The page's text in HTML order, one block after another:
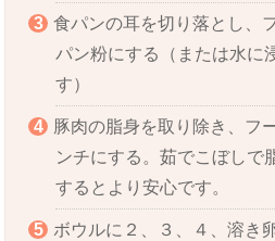
食パンの耳を切り落とし、
パン粉にする（または水に
す）
豚肉の脂身を取り除き、フ
ンチにする。茹でこぼしで
するとより安心です。
ボウルに２、３、４、溶き